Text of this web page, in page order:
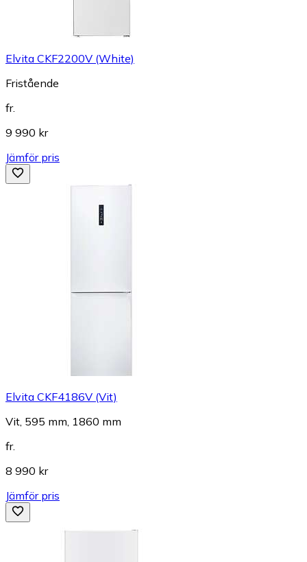
Elvita CKF2200V (White)
Fristående
fr.
9 990 kr
Jämför pris
Elvita CKF4186V (Vit)
Vit, 595 mm, 1860 mm
fr.
8 990 kr
Jämför pris